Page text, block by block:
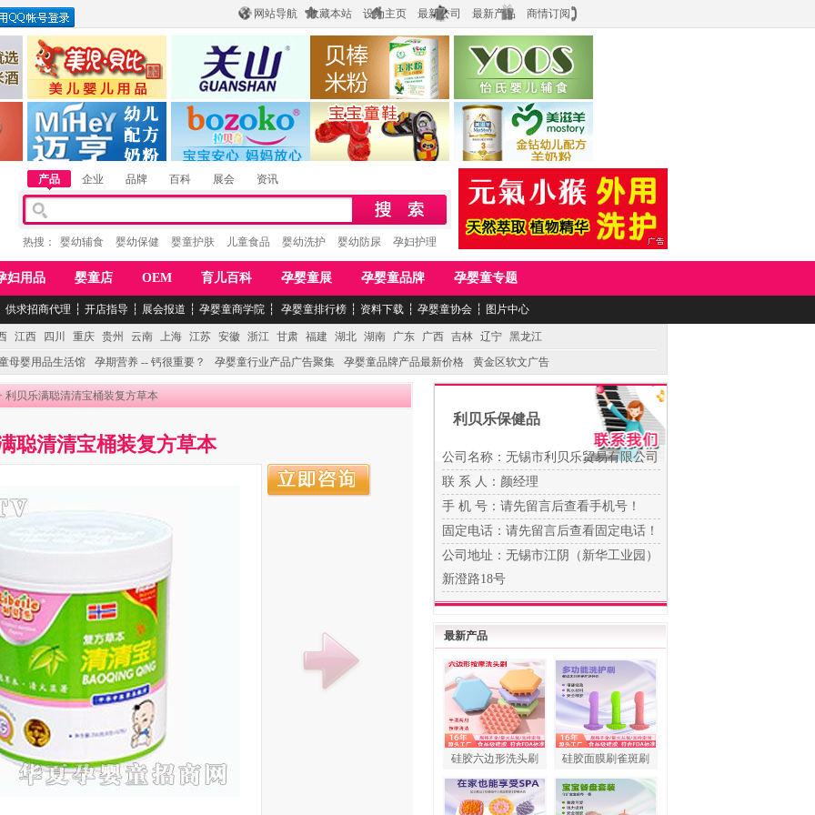
网站导航 收藏本站 设为主页 最新公司 最新产品 商情订阅
惠州市美儿婴儿用品公司
湖南迈亨母婴用品有限公司
陕西关山乳业有限公司
香港欧嘻高婴童用品公司
江西贝棒儿童食品 上海怡氏食品科技有限公司
湖南美滋生物科技有限公司
产品 企业 品牌 百科 展会 资讯
热搜： 婴幼辅食 婴幼保健 婴童护肤 儿童食品 婴幼洗护 婴幼防尿 孕妇护理
妇用品 婴童店 OEM 育儿百科 孕婴童展 孕婴童品牌 孕婴童专题
供求招商代理 ┆ 开店指导 ┆ 展会报道 ┆ 孕婴童商学院 ┆ 孕婴童排行榜 ┆ 资料下载 ┆ 孕婴童协会 ┆ 图片中心
江西 四川 重庆 贵州 云南 上海 江苏 安徽 浙江 甘肃 福建 湖北 湖南 广东 广西 吉林 辽宁 黑龙江
母婴用品生活馆
孕期营养 -- 钙很重要？ 孕婴童行业产品广告聚集 孕婴童品牌产品最新价格 黄金区软文广告
利贝乐满聪清清宝桶装复方草本
聪清清宝桶装复方草本
利贝乐保健品
公司名称：无锡市利贝乐贸易有限公司
联 系 人：颜经理
手 机 号： 请先留言后查看手机号！
固定电话： 请先留言后查看固定电话！
公司地址：无锡市江阴（新华工业园）
新澄路18号
最新产品
硅胶六边形洗头刷 硅胶面膜刷雀斑刷